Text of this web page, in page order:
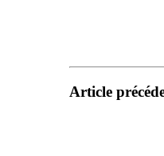
Article